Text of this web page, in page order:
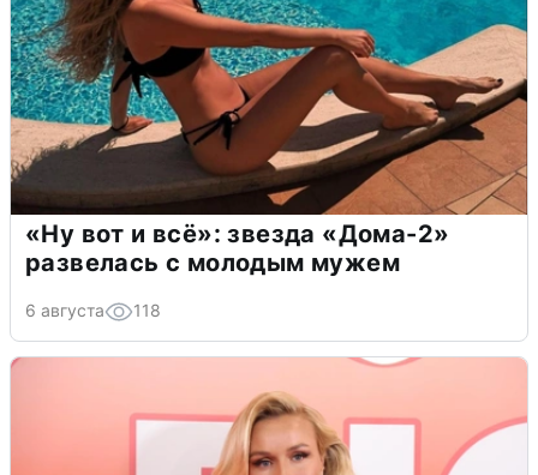
«Ну вот и всё»: звезда «Дома-2»
развелась с молодым мужем
6 августа 118